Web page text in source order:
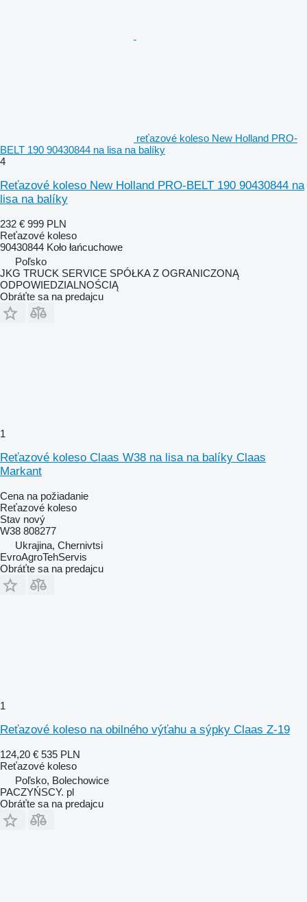
reťazové koleso New Holland PRO-
BELT 190 90430844 na lisa na balíky
4
Reťazové koleso New Holland PRO-BELT 190 90430844 na
lisa na balíky
232 € 999 PLN
Reťazové koleso
90430844 Koło łańcuchowe
Poľsko
JKG TRUCK SERVICE SPÓŁKA Z OGRANICZONĄ
ODPOWIEDZIALNOŚCIĄ
Obráťte sa na predajcu
1
Reťazové koleso Claas W38 na lisa na balíky Claas
Markant
Cena na požiadanie
Reťazové koleso
Stav nový
W38 808277
Ukrajina, Chernivtsi
EvroAgroTehServis
Obráťte sa na predajcu
1
Reťazové koleso na obilného výťahu a sýpky Claas Z-19
124,20 € 535 PLN
Reťazové koleso
Poľsko, Bolechowice
PACZYŃSCY. pl
Obráťte sa na predajcu